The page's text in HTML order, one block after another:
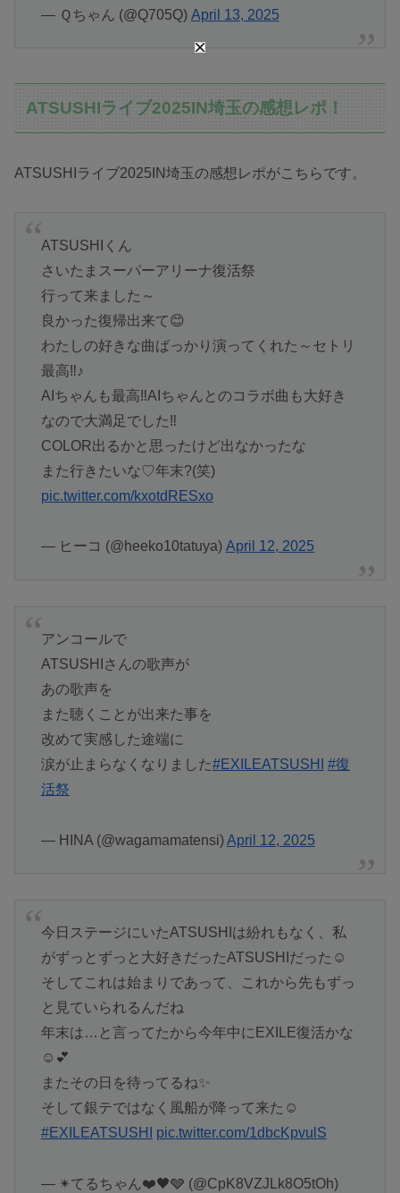
— Ｑちゃん (@Q705Q) April 13, 2025
ATSUSHIライブ2025IN埼玉の感想レポ！
ATSUSHIライブ2025IN埼玉の感想レポがこちらです。
ATSUSHIくん
さいたまスーパーアリーナ復活祭
行って来ました～
良かった復帰出来て😊
わたしの好きな曲ばっかり演ってくれた～セトリ
最高‼♪
AIちゃんも最高‼AIちゃんとのコラボ曲も大好き
なので大満足でした‼
COLOR出るかと思ったけど出なかったな
また行きたいな♡年末?(笑)
pic.twitter.com/kxotdRESxo
— ヒーコ (@heeko10tatuya) April 12, 2025
アンコールで
ATSUSHIさんの歌声が
あの歌声を
また聴くことが出来た事を
改めて実感した途端に
涙が止まらなくなりました#EXILEATSUSHI
#復
活祭
— HINA (@wagamamatensi)April 12, 2025
今日ステージにいたATSUSHIは紛れもなく、私
がずっとずっと大好きだったATSUSHIだった☺️
そしてこれは始まりであって、これから先もずっ
と見ていられるんだね
年末は…と言ってたから今年中にEXILE復活かな
☺️💕
またその日を待ってるね✨
そして銀テではなく風船が降って来た☺️
#EXILEATSUSHI
pic.twitter.com/1dbcKpvulS
— ✴︎てるちゃん❤️🖤🩶 (@CpK8VZJLk8O5tOh)